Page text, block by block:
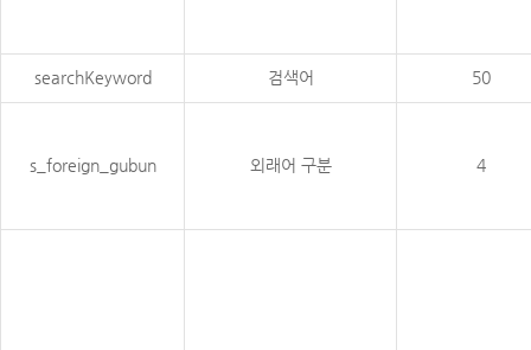
searchKeyword 검색어 50
s_foreign_gubun 외래어 구분 4